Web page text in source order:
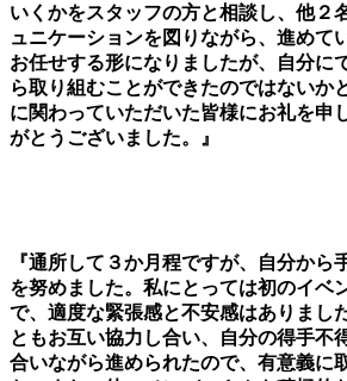
いくかをスタッフの方と相談し、他２
ュニケーションを図りながら、進めて
お任せする形になりましたが、自分に
ら取り組むことができたのではないか
に関わっていただいた皆様にお礼を申
がとうございました。』
『通所して３か月程ですが、自分から
を努めました。私にとっては初のイベ
で、適度な緊張感と不安感はありまし
ともお互い協力し合い、自分の得手不
合いながら進められたので、有意義に